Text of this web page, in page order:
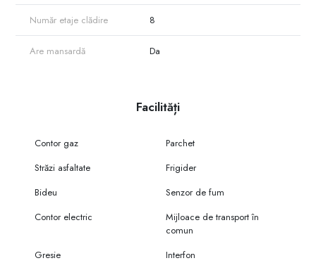
Număr etaje clădire 8
Are mansardă Da
Facilități
Contor gaz
Parchet
Străzi asfaltate
Frigider
Bideu
Senzor de fum
Contor electric
Mijloace de transport în
comun
Gresie
Interfon